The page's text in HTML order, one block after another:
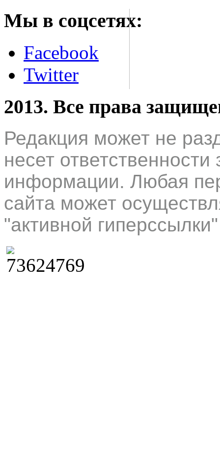
Мы в соцсетях:
Facebook
Twitter
2013. Все права
Редакция может не
несет
информации. Любая
сайта может
"активной